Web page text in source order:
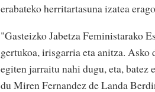
erabateko herritartasuna izatea
"Gasteizko Jabetza Feministarako
gertukoa, irisgarria eta anitza.
egiten jarraitu nahi dugu, eta,
du Miren Fernandez de Landa